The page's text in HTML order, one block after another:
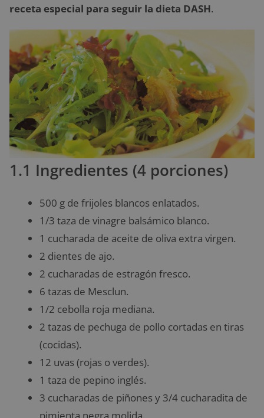
receta especial para seguir la dieta DASH.
1.1 Ingredientes (4 porciones)
500 g de frijoles blancos enlatados.
1/3 taza de vinagre balsámico blanco.
1 cucharada de aceite de oliva extra virgen.
2 dientes de ajo.
2 cucharadas de estragón fresco.
6 tazas de Mesclun.
1/2 cebolla roja mediana.
2 tazas de pechuga de pollo cortadas en tiras
(cocidas).
12 uvas (rojas o verdes).
1 taza de pepino inglés.
3 cucharadas de piñones y 3/4 cucharadita de
pimienta negra molida.